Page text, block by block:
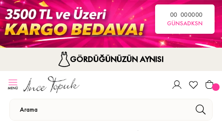
00
GÜN
00
SA
00
DK
00
SN
GÖRDÜĞÜNÜZÜN AYNISI